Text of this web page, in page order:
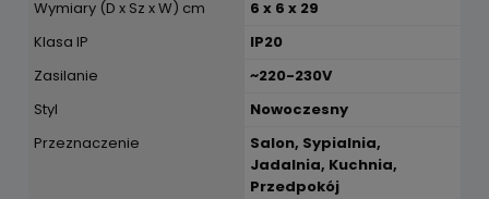
Wymiary (D x Sz x W) cm
6 x 6 x 29
Klasa IP
IP20
Zasilanie
~220-230V
Styl
Nowoczesny
Przeznaczenie
Salon, Sypialnia,
Jadalnia, Kuchnia,
Przedpokój